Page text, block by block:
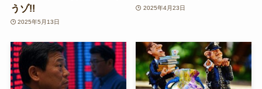
うゾ!!
2025年5月13日
2025年4月23日